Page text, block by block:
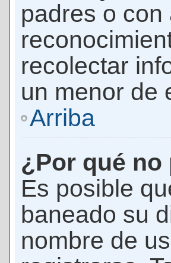
padres o
recolectar
un menor de
Arriba
¿Por qué
Es posible
baneado su
nombre de